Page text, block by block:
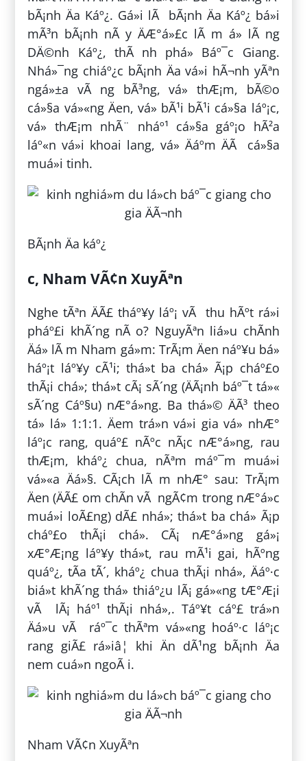
bÃ¡nh Äa Káº¿. Gá»i lÃ bÃ¡nh Äa Káº¿ bá»i
mÃ³n bÃ¡nh nÃ y ÄÆ°á»£c lÃ m á» lÃ ng
DÄ©nh Káº¿, thÃ nh phá» Báº¯c Giang.
Nhá»¯ng chiáº¿c bÃ¡nh Äa vá»i hÃ¬nh yÃªn
ngá»±a vÃ ng bÃ³ng, vá» thÆ¡m, bÃ©o
cá»§a vá»«ng Äen, vá» bÃ¹i bÃ¹i cá»§a láº¡c,
vá» thÆ¡m nhÃ¨ nháº¹ cá»§a gáº¡o hÃ²a
láº«n vá»i khoai lang, vá» Äáº­m ÄÃ cá»§a
muá»i tinh.
BÃ¡nh Äa káº¿
c, Nham VÃ¢n XuyÃªn
Nghe tÃªn ÄÃ£ tháº¥y láº¡ vÃ thu hÃºt rá»i
pháº£i khÃ´ng nÃ o? NguyÃªn liá»u chÃ­nh
Äá» lÃ m Nham gá»m: TrÃ¡m Äen náº¥u bá»
háº¡t láº¥y cÃ¹i; thá»t ba chá» Ã¡p cháº£o
thÃ¡i chá»; thá»t cÃ¡ sÃ´ng (ÄÃ¡nh báº¯t tá»«
sÃ´ng Cáº§u) nÆ°á»ng. Ba thá»© ÄÃ³ theo
tá» lá» 1:1:1. Äem trá»n vá»i gia vá» nhÆ°
láº¡c rang, quáº£ nÃºc nÃ¡c nÆ°á»ng, rau
thÆ¡m, kháº¿ chua, nÃªm máº¯m muá»i
vá»«a Äá»§. CÃ¡ch lÃ m nhÆ° sau: TrÃ¡m
Äen (ÄÃ£ om chÃ­n vÃ ngÃ¢m trong nÆ°á»c
muá»i loÃ£ng) dÃ£ nhá»; thá»t ba chá» Ã¡p
cháº£o thÃ¡i chá». CÃ¡ nÆ°á»ng gá»¡
xÆ°Æ¡ng láº¥y thá»t, rau mÃ¹i gai, hÃºng
quáº¿, tÃ­a tÃ´, kháº¿ chua thÃ¡i nhá», Äáº·c
biá»t khÃ´ng thá» thiáº¿u lÃ¡ gá»«ng tÆ°Æ¡i
vÃ lÃ¡ háº¹ thÃ¡i nhá»,. Táº¥t cáº£ trá»n
Äá»u vÃ ráº¯c thÃªm vá»«ng hoáº·c láº¡c
rang giÃ£ rá»iâ¦ khi Än dÃ¹ng bÃ¡nh Äa
nem cuá»n ngoÃ i.
Nham VÃ¢n XuyÃªn